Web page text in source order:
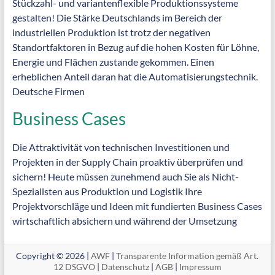
Stückzahl- und variantenflexible Produktionssysteme
gestalten! Die Stärke Deutschlands im Bereich der
industriellen Produktion ist trotz der negativen
Standortfaktoren in Bezug auf die hohen Kosten für Löhne,
Energie und Flächen zustande gekommen. Einen
erheblichen Anteil daran hat die Automatisierungstechnik.
Deutsche Firmen
Business Cases
Die Attraktivität von technischen Investitionen und
Projekten in der Supply Chain proaktiv überprüfen und
sichern! Heute müssen zunehmend auch Sie als Nicht-
Spezialisten aus Produktion und Logistik Ihre
Projektvorschläge und Ideen mit fundierten Business Cases
wirtschaftlich absichern und während der Umsetzung
Copyright © 2026 |AWF |Transparente Information gemäß Art.
12 DSGVO| Datenschutz| AGB| Impressum